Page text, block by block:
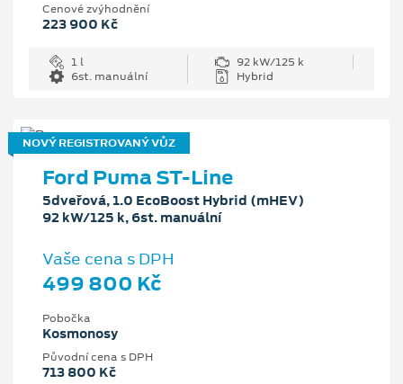
Cenové zvýhodnění
223 900 Kč
1 l
92 kW/125 k
6st. manuální
Hybrid
NOVÝ REGISTROVANÝ VŮZ
Ford Puma ST-Line
5dveřová, 1.0 EcoBoost Hybrid (mHEV)
92 kW/125 k, 6st. manuální
Vaše cena s DPH
499 800 Kč
Pobočka
Kosmonosy
Původní cena s DPH
713 800 Kč